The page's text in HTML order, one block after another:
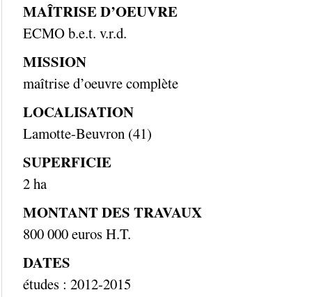
MAÎTRISE D’OEUVRE
ECMO b.e.t. v.r.d.
MISSION
maîtrise d’oeuvre complète
LOCALISATION
Lamotte-Beuvron (41)
SUPERFICIE
2 ha
MONTANT DES TRAVAUX
800 000 euros H.T.
DATES
études : 2012-2015